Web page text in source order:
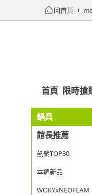
回首頁
首頁 限時搶
鍋具
館長推薦
熱銷TOP30
本週新品
WOKYxNEOFLAM